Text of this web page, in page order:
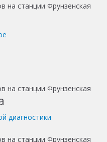
диагностики